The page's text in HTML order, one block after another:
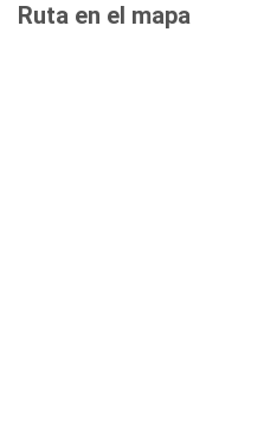
Ruta en el mapa